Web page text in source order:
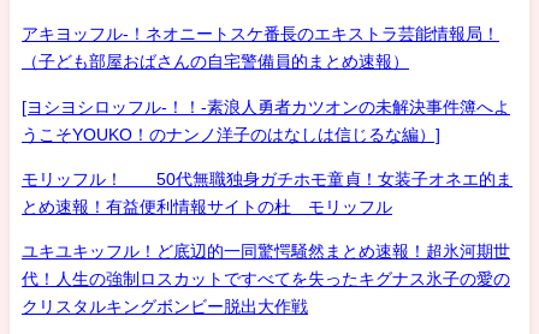
アキヨッフル-！ネオニートスケ番長のエキストラ芸能情報局！
（子ども部屋おばさんの自宅警備員的まとめ速報）
[ヨシヨシロッフル-！！-素浪人勇者カツオンの未解決事件簿へよ
うこそYOUKO！のナンノ洋子のはなしは信じるな編）]
モリッフル！ 50代無職独身ガチホモ童貞！女装子オネエ的ま
とめ速報！有益便利情報サイトの杜 モリッフル
ユキユキッフル！ど底辺的一同驚愕騒然まとめ速報！超氷河期世
代！人生の強制ロスカットですべてを失ったキグナス氷子の愛の
クリスタルキングボンビー脱出大作戦